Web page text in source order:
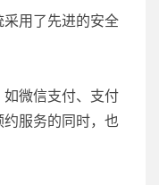
用了先进的安全
微信支付、支付
服务的同时，也